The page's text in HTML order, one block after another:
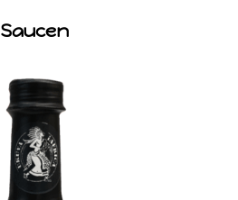
Saucen